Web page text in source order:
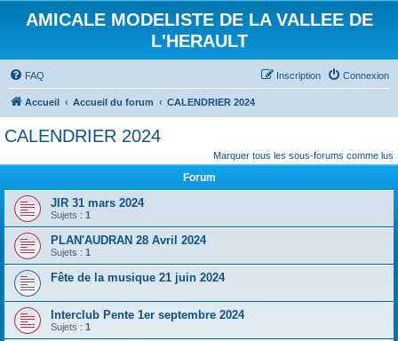
AMICALE MODELISTE DE LA VALLEE DE
L'HERAULT
FAQ Connexion
Inscription
Accueil Accueil du forum CALENDRIER 2024
CALENDRIER 2024
Marquer tous les sous-forums comme lus
Forum
JIR 31 mars 2024
Sujets : 1
PLAN'AUDRAN 28 Avril 2024
Sujets : 1
Fête de la musique 21 juin 2024
Interclub Pente 1er septembre 2024
Sujets : 1